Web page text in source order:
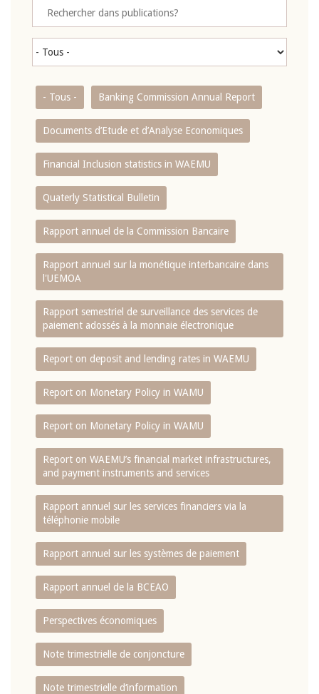
- Tous - Banking Commission Annual Report
Documents d’Etude et d’Analyse Economiques
Financial Inclusion statistics in WAEMU
Quaterly Statistical Bulletin
Rapport annuel de la Commission Bancaire
Rapport annuel sur la monétique interbancaire dans
l'UEMOA
Rapport semestriel de surveillance des services de
paiement adossés à la monnaie électronique
Report on deposit and lending rates in WAEMU
Report on Monetary Policy in WAMU
Report on Monetary Policy in WAMU
Report on WAEMU’s financial market infrastructures,
and payment instruments and services
Rapport annuel sur les services financiers via la
téléphonie mobile
Rapport annuel sur les systèmes de paiement
Rapport annuel de la BCEAO
Perspectives économiques
Note trimestrielle de conjoncture
Note trimestrielle d‘information